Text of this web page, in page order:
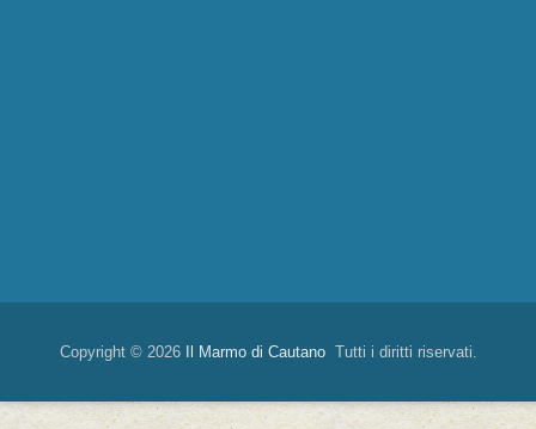
Copyright © 2026 Il Marmo di Cautano Tutti i diritti riservati.